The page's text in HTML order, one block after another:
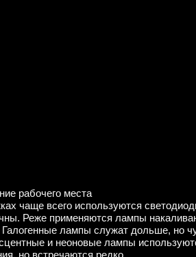
рабочего места
чаще всего используются
Реже применяются лампы
лампы служат дольше, но
и неоновые лампы